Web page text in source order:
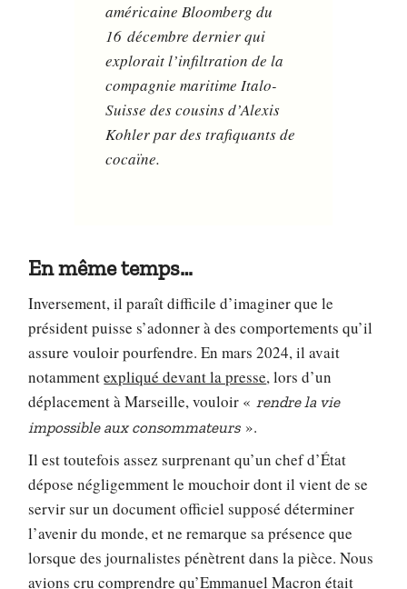
américaine Bloomberg du
16 décembre dernier qui
explorait l’infiltration de la
compagnie maritime Italo-
Suisse des cousins d’Alexis
Kohler par des trafiquants de
cocaïne.
En même temps…
Inversement, il paraît difficile d’imaginer que le
président puisse s’adonner à des comportements qu’il
assure vouloir pourfendre. En mars 2024, il avait
notammentexpliqué devant la presse, lors d’un
déplacement à Marseille, vouloir «rendre la vie
impossible aux consommateurs».
Il est toutefois assez surprenant qu’un chef d’État
dépose négligemment le mouchoir dont il vient de se
servir sur un document officiel supposé déterminer
l’avenir du monde, et ne remarque sa présence que
lorsque des journalistes pénètrent dans la pièce. Nous
avions cru comprendre qu’Emmanuel Macron était